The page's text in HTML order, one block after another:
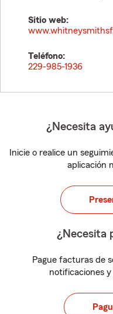
Sitio web:
Teléfono:
229-985-1936
¿Necesita
Inicie o realice un
aplicación
¿Necesita
Pague facturas de
notificaciones